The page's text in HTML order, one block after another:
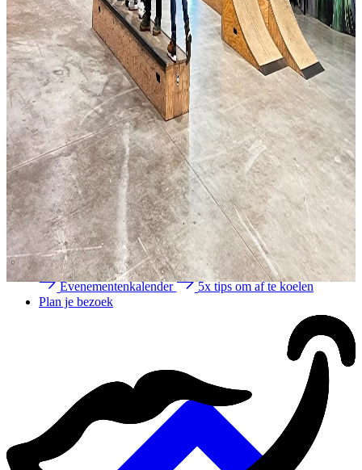
Waterrecreatie
Rondvaart
Zomer
Activiteiten
Bezienswaardigheden
Wandelen & fietsen
Stadswandelingen
Nationaal Park de Meinweg
Binnen activiteiten (kids)
Buiten activiteiten (kids)
Evenementenkalender
5x tips om af te koelen
Plan je bezoek